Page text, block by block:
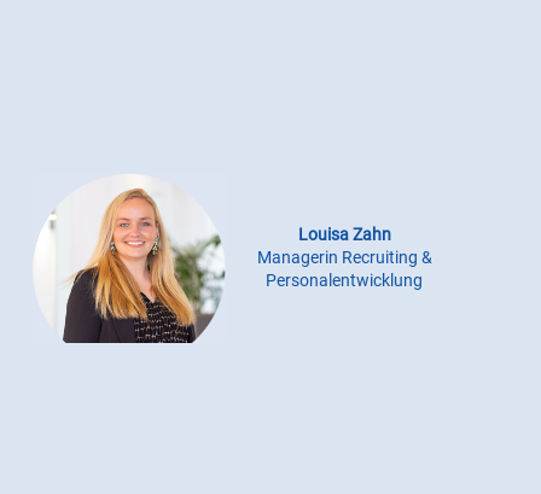
Louisa Zahn
Managerin Recruiting &
Personalentwicklung